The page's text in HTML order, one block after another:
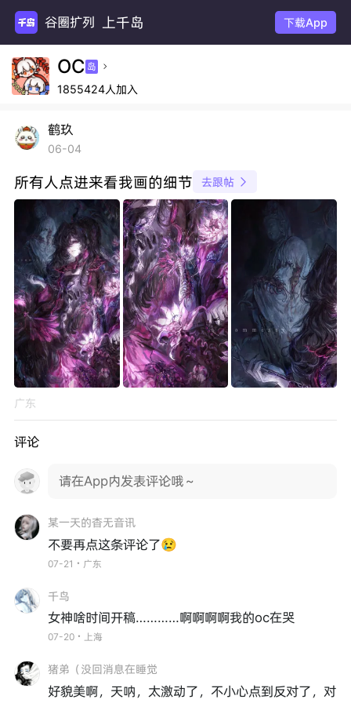
谷圈扩列 上千岛 下载App
OC 岛 
1855424人加入
鹤玖
06-04
所有人点进来看我画的细节 去跟帖 
广东
评论
请在App内发表评论哦～
某一天的杳无音讯
不要再点这条评论了😢
07-21・广东
千鸟
女神啥时间开稿…………啊啊啊啊我的oc在哭
07-20・上海
猪弟（没回消息在睡觉
好貌美啊，天呐，太激动了，不小心点到反对了，对